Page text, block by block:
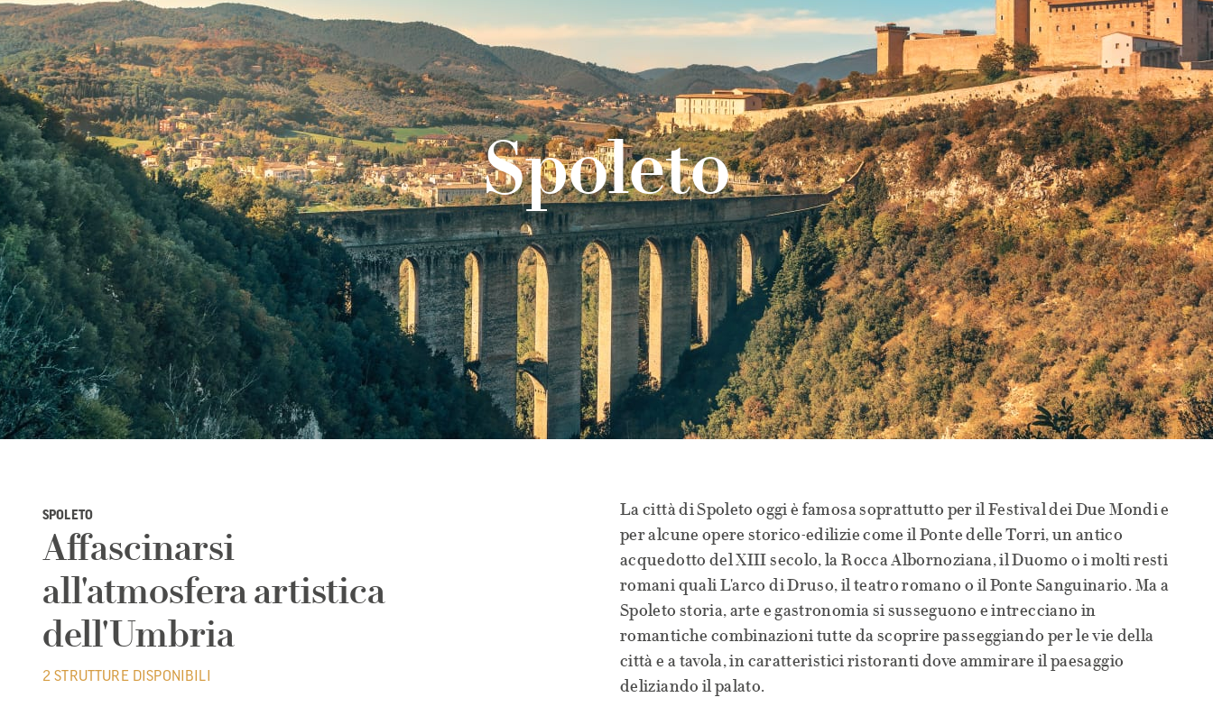
Spoleto
SPOLETO
Affascinarsi
all'atmosfera artistica
dell'Umbria
2 STRUTTURE DISPONIBILI
La città di Spoleto oggi è famosa soprattutto per il Festival dei Due Mondi e
per alcune opere storico-edilizie come il Ponte delle Torri, un antico
acquedotto del XIII secolo, la Rocca Albornoziana, il Duomo o i molti resti
romani quali L'arco di Druso, il teatro romano o il Ponte Sanguinario. Ma a
Spoleto storia, arte e gastronomia si susseguono e intrecciano in
romantiche combinazioni tutte da scoprire passeggiando per le vie della
città e a tavola, in caratteristici ristoranti dove ammirare il paesaggio
deliziando il palato.